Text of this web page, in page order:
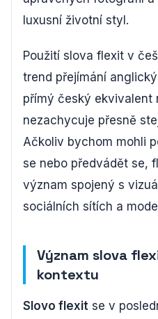
luxusní životní styl.
Použití slova flexit v
trend přejímání
přímý český ekvivalent
nezachycuje přesně
Ačkoliv bychom mohli
se nebo předvádět se,
význam spojený s
sociálních sítích a
Význam slova
kontextu
Slovo flexit se v